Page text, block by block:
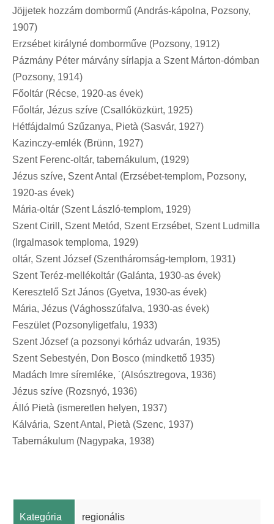
Jöjjetek hozzám dombormű (András-kápolna, Pozsony,
1907)
Erzsébet királyné domborműve (Pozsony, 1912)
Pázmány Péter márvány sírlapja a Szent Márton-dómban
(Pozsony, 1914)
Főoltár (Récse, 1920-as évek)
Főoltár, Jézus szíve (Csallóközkürt, 1925)
Hétfájdalmú Szűzanya, Pietà (Sasvár, 1927)
Kazinczy-emlék (Brünn, 1927)
Szent Ferenc-oltár, tabernákulum, (1929)
Jézus szíve, Szent Antal (Erzsébet-templom, Pozsony,
1920-as évek)
Mária-oltár (Szent László-templom, 1929)
Szent Cirill, Szent Metód, Szent Erzsébet, Szent Ludmilla
(Irgalmasok temploma, 1929)
oltár, Szent József (Szentháromság-templom, 1931)
Szent Teréz-mellékoltár (Galánta, 1930-as évek)
Keresztelő Szt János (Gyetva, 1930-as évek)
Mária, Jézus (Vághosszúfalva, 1930-as évek)
Feszület (Pozsonyligetfalu, 1933)
Szent József (a pozsonyi kórház udvarán, 1935)
Szent Sebestyén, Don Bosco (mindkettő 1935)
Madách Imre síremléke, ˙(Alsósztregova, 1936)
Jézus szíve (Rozsnyó, 1936)
Álló Pietà (ismeretlen helyen, 1937)
Kálvária, Szent Antal, Pietà (Szenc, 1937)
Tabernákulum (Nagypaka, 1938)
Kategória regionális